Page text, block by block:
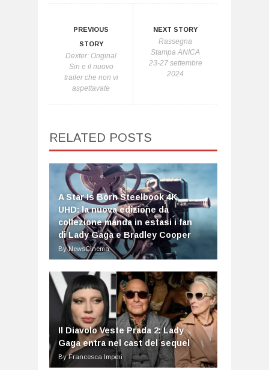
PREVIOUS
STORY
Dexter: Original
Sin e il nuovo
trailer che non vi
aspettavate
NEXT STORY
Rassegna
Stampa ANICA
23-27 settembre
2024
RELATED POSTS
A Star Is Born Steelbook 4K
UHD: la nuova edizione da
collezione manda in estasi i fan
di Lady Gaga e Bradley Cooper
By NewsCinema
Il Diavolo Veste Prada 2: Lady
Gaga entra nel cast del sequel
By Francesca Imperi